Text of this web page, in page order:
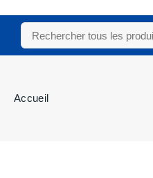
Accueil